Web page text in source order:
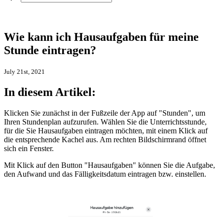
Wie kann ich Hausaufgaben für meine
Stunde eintragen?
July 21st, 2021
In diesem Artikel:
Klicken Sie zunächst in der Fußzeile der App auf "Stunden", um
Ihren Stundenplan aufzurufen. Wählen Sie die Unterrichtsstunde,
für die Sie Hausaufgaben eintragen möchten, mit einem Klick auf
die entsprechende Kachel aus. Am rechten Bildschirmrand öffnet
sich ein Fenster.
Mit Klick auf den Button "Hausaufgaben" können Sie die Aufgabe,
den Aufwand und das Fälligkeitsdatum eintragen bzw. einstellen.